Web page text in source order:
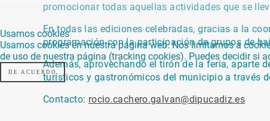
promocionar todas aquellas actividades que se
En todas las ediciones celebradas, gracias a la
programación con la participación de grupos de
Además, aprovechando el tirón de la feria, aparte
turísticos y gastronómicos del municipio a través
Contacto: rocio.cachero.galvan@dipucadiz.es
Usamos cookies
Usamos cookies en nuestra página web. Nos limitamos a
de uso de nuestra página (tracking cookies). Puedes decidir si
DE ACUERDO